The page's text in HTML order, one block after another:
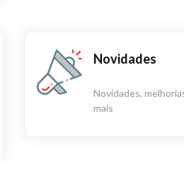
Novidades
Novidades,
mais